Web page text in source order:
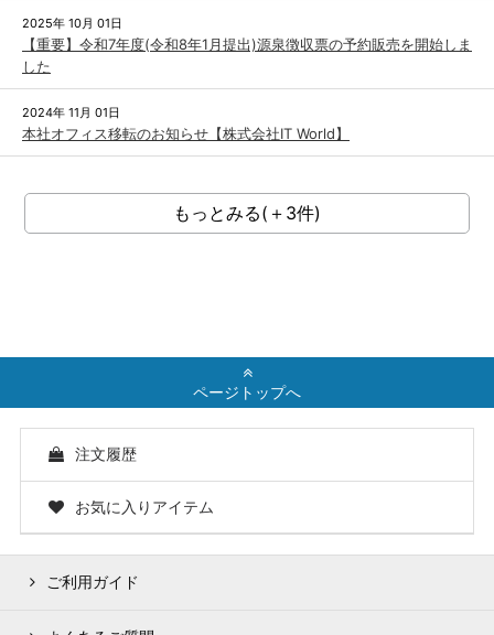
2025年 10月 01日
【重要】令和7年度(令和8年1月提出)源泉徴収票の予約販売を開始しま
した
2024年 11月 01日
本社オフィス移転のお知らせ【株式会社IT World】
もっとみる(＋3件)
ページトップへ
注文履歴
お気に入りアイテム
ご利用ガイド